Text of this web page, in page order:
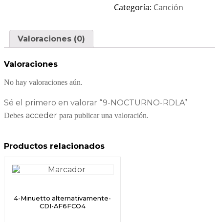
Categoría: Canción
Valoraciones (0)
Valoraciones
No hay valoraciones aún.
Sé el primero en valorar “9-NOCTURNO-RDLA”
Debes acceder para publicar una valoración.
Productos relacionados
4-Minuetto alternativamente-
CDI-AF6FCO4